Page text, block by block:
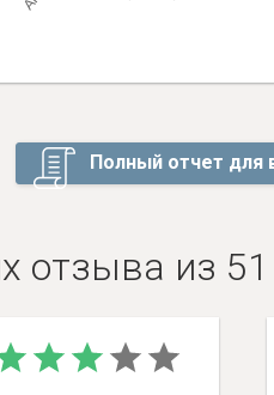
Полный отчет для
отзыва из 51